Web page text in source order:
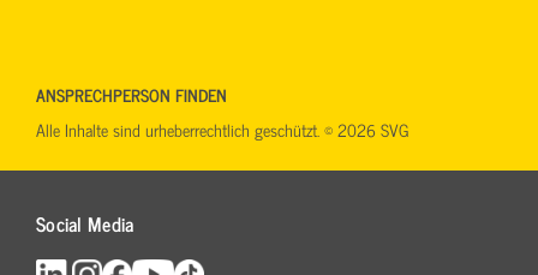
Social Media
ANSPRECHPERSON FINDEN
Alle Inhalte sind urheberrechtlich geschützt. © 2026 SVG